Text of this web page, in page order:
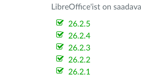
LibreOffice'ist on
26.2.5
26.2.4
26.2.3
26.2.2
26.2.1